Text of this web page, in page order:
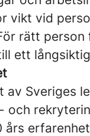
vikt vid
rätt person
ett
av Sveriges
och
års